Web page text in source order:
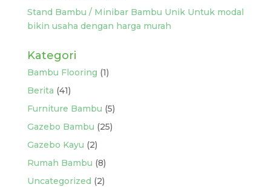
Stand Bambu / Minibar Bambu Unik Untuk modal
bikin usaha dengan harga murah
Kategori
Bambu Flooring (1)
Berita (41)
Furniture Bambu (5)
Gazebo Bambu (25)
Gazebo Kayu (2)
Rumah Bambu (8)
Uncategorized (2)